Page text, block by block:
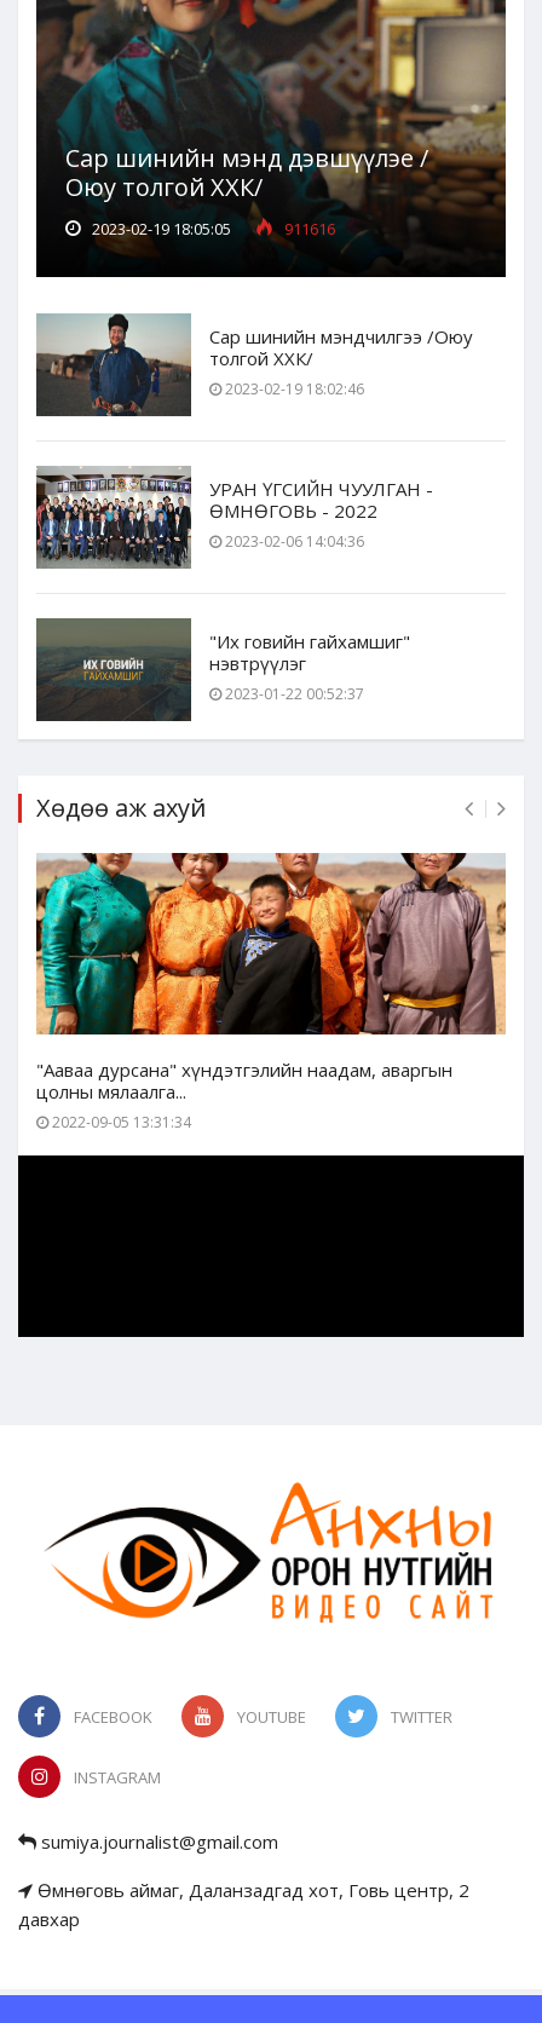
Сар шинийн мэнд дэвшүүлэе /
Оюу толгой ХХК/
2023-02-19 18:05:05 911616
Сар шинийн мэндчилгээ /Оюу
толгой ХХК/
2023-02-19 18:02:46
УРАН ҮГСИЙН ЧУУЛГАН -
ӨМНӨГОВЬ - 2022
2023-02-06 14:04:36
"Их говийн гайхамшиг"
нэвтрүүлэг
2023-01-22 00:52:37
Хөдөө аж ахуй
"Ааваа дурсана" хүндэтгэлийн наадам, аваргын
цолны мялаалга...
2022-09-05 13:31:34
FACEBOOK YOUTUBE TWITTER
INSTAGRAM
sumiya.journalist@gmail.com
Өмнөговь аймаг, Даланзадгад хот, Говь центр, 2
давхар